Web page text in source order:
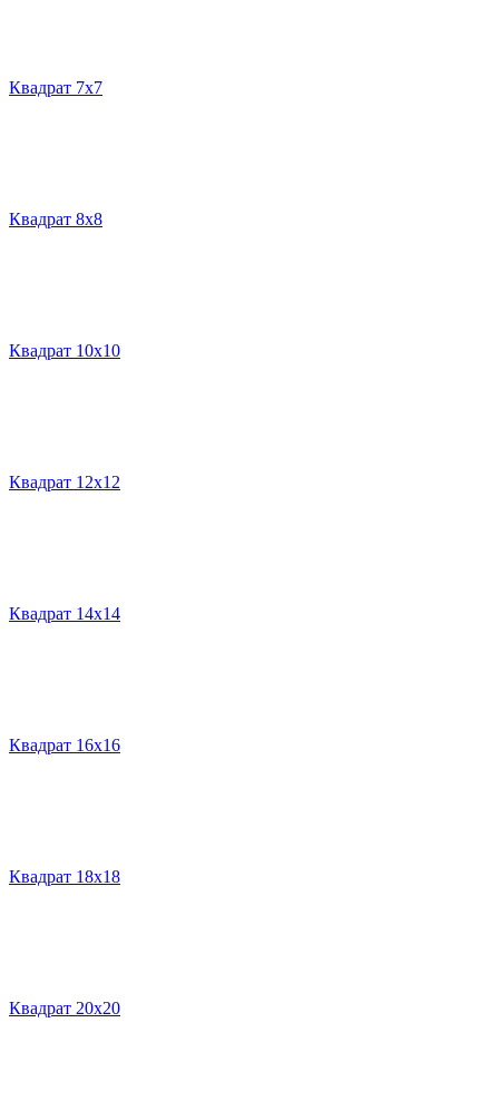
Квадрат 7х7
Квадрат 8х8
Квадрат 10х10
Квадрат 12х12
Квадрат 14х14
Квадрат 16х16
Квадрат 18х18
Квадрат 20х20